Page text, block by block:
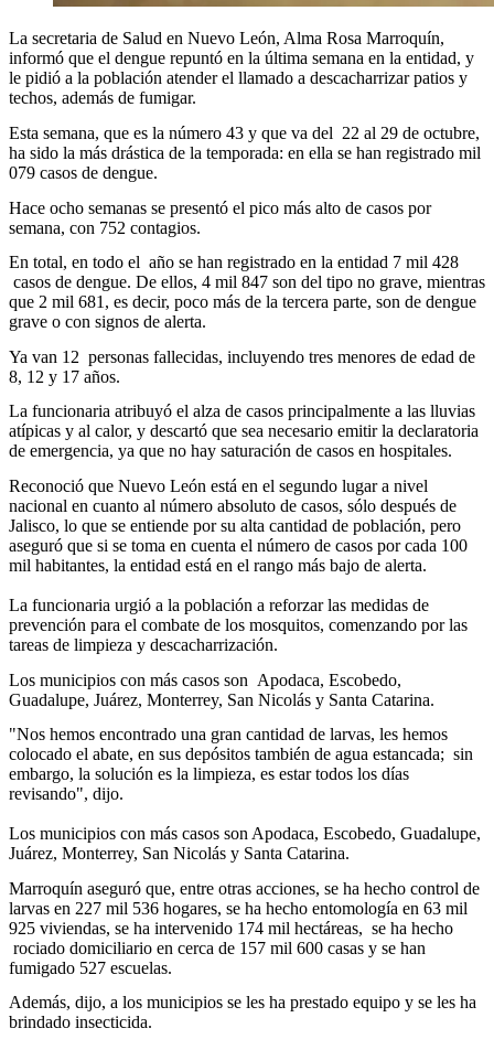
La secretaria de Salud en Nuevo León, Alma Rosa Marroquín,
informó que el dengue repuntó en la última semana en la entidad, y
le pidió a la población atender el llamado a descacharrizar patios y
techos, además de fumigar.
Esta semana, que es la número 43 y que va del 22 al 29 de octubre,
ha sido la más drástica de la temporada: en ella se han registrado mil
079 casos de dengue.
Hace ocho semanas se presentó el pico más alto de casos por
semana, con 752 contagios.
En total, en todo el año se han registrado en la entidad 7 mil 428
casos de dengue. De ellos, 4 mil 847 son del tipo no grave, mientras
que 2 mil 681, es decir, poco más de la tercera parte, son de dengue
grave o con signos de alerta.
Ya van 12 personas fallecidas, incluyendo tres menores de edad de
8, 12 y 17 años.
La funcionaria atribuyó el alza de casos principalmente a las lluvias
atípicas y al calor, y descartó que sea necesario emitir la declaratoria
de emergencia, ya que no hay saturación de casos en hospitales.
Reconoció que Nuevo León está en el segundo lugar a nivel
nacional en cuanto al número absoluto de casos, sólo después de
Jalisco, lo que se entiende por su alta cantidad de población, pero
aseguró que si se toma en cuenta el número de casos por cada 100
mil habitantes, la entidad está en el rango más bajo de alerta.
La funcionaria urgió a la población a reforzar las medidas de
prevención para el combate de los mosquitos, comenzando por las
tareas de limpieza y descacharrización.
Los municipios con más casos son Apodaca, Escobedo,
Guadalupe, Juárez, Monterrey, San Nicolás y Santa Catarina.
"Nos hemos encontrado una gran cantidad de larvas, les hemos
colocado el abate, en sus depósitos también de agua estancada; sin
embargo, la solución es la limpieza, es estar todos los días
revisando", dijo.
Los municipios con más casos son Apodaca, Escobedo, Guadalupe,
Juárez, Monterrey, San Nicolás y Santa Catarina.
Marroquín aseguró que, entre otras acciones, se ha hecho control de
larvas en 227 mil 536 hogares, se ha hecho entomología en 63 mil
925 viviendas, se ha intervenido 174 mil hectáreas, se ha hecho
rociado domiciliario en cerca de 157 mil 600 casas y se han
fumigado 527 escuelas.
Además, dijo, a los municipios se les ha prestado equipo y se les ha
brindado insecticida.